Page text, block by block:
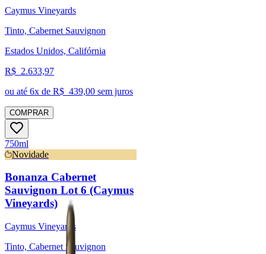
Caymus Vineyards
Tinto, Cabernet Sauvignon
Estados Unidos, Califórnia
R$ 2.633,97
ou até 6x de R$ 439,00 sem juros
COMPRAR
750ml
Novidade
Bonanza Cabernet
Sauvignon Lot 6 (Caymus
Vineyards)
Caymus Vineyards
Tinto, Cabernet Sauvignon